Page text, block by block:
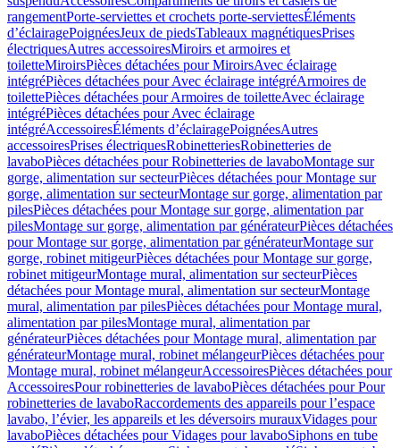
rangementPorte-serviettes et crochets porte-serviettesÉléments
d’éclairagePoignéesJeux de piedsTableaux magnétiquesPrises
électriquesAutres accessoiresMiroirs et armoires et
toiletteMiroirsPièces détachées pour MiroirsAvec éclairage
intégréPièces détachées pour Avec éclairage intégréArmoires de
toilettePièces détachées pour Armoires de toiletteAvec éclairage
intégréPièces détachées pour Avec éclairage
intégréAccessoiresÉléments d’éclairagePoignéesAutres
accessoiresPrises électriquesRobinetteriesRobinetteries de
lavaboPièces détachées pour Robinetteries de lavaboMontage sur
gorge, alimentation sur secteurPièces détachées pour Montage sur
gorge, alimentation sur secteurMontage sur gorge, alimentation par
pilesPièces détachées pour Montage sur gorge, alimentation par
pilesMontage sur gorge, alimentation par générateurPièces détachées
pour Montage sur gorge, alimentation par générateurMontage sur
gorge, robinet mitigeurPièces détachées pour Montage sur gorge,
robinet mitigeurMontage mural, alimentation sur secteurPièces
détachées pour Montage mural, alimentation sur secteurMontage
mural, alimentation par pilesPièces détachées pour Montage mural,
alimentation par pilesMontage mural, alimentation par
générateurPièces détachées pour Montage mural, alimentation par
générateurMontage mural, robinet mélangeurPièces détachées pour
Montage mural, robinet mélangeurAccessoiresPièces détachées pour
AccessoiresPour robinetteries de lavaboPièces détachées pour Pour
robinetteries de lavaboRaccordements des appareils pour l’espace
lavabo, l’évier, les appareils et les déversoirs murauxVidages pour
lavaboPièces détachées pour Vidages pour lavaboSiphons en tube